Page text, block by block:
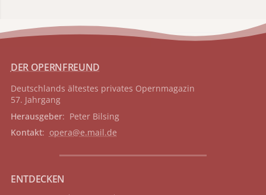
DER OPERNFREUND
Deutschlands ältestes privates Opernmagazin
57. Jahrgang
Herausgeber: Peter Bilsing
Kontakt: opera@e.mail.de
ENTDECKEN